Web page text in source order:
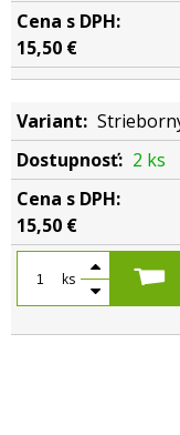
15,50 €
2 ks
15,50 €
ks